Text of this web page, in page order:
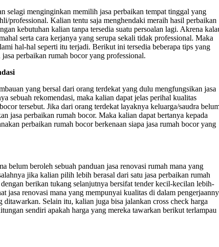
selagi menginginkan memilih jasa perbaikan tempat tinggal yang
professional. Kalian tentu saja menghendaki meraih hasil perbaikan
kebutuhan kalian tanpa tersedia suatu persoalan lagi. Akrena
serta cara kerjanya yang serupa sekali tidak professional. Maka
hal-hal seperti itu terjadi. Berikut ini tersedia beberapa tips yang
perbaikan rumah bocor yang professional.
yang bersal dari orang terdekat yang dulu mengfungsikan jasa
sebuah rekomendasi, maka kalian dapat jelas perihal kualitas
tersebut. Jika dari orang terdekat layaknya keluarga/saudra
jasa perbaikan rumah bocor. Maka kalian dapat bertanya kepada
perbaikan rumah bocor berkenaan siapa jasa rumah bocor yang
belum beroleh sebuah panduan jasa renovasi rumah mana yang
jika kalian pilih lebih berasal dari satu jasa perbaikan rumah
berikan tukang selanjutnya bersifat tender kecil-kecilan lebih-
jasa renovasi mana yang mempunyai kualitas di dalam
ditawarkan. Selain itu, kalian juga bisa jalankan cross check harga
sendiri apakah harga yang mereka tawarkan berikut terlampau